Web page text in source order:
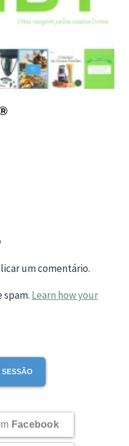
um comentário.
spam. Learn how your
Facebook